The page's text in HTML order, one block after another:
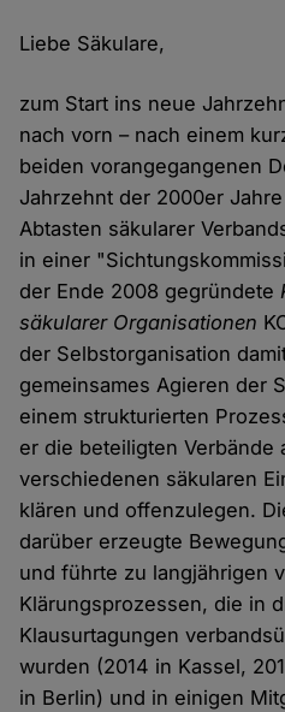
Liebe Säkulare,
zum Start ins neue
nach vorn – nach einem
beiden vorangegangenen
Jahrzehnt der 2000er
Abtasten säkularer
in einer
der Ende 2008 gegründete
säkularer Organisationen
der Selbstorganisation
gemeinsames Agieren der
einem strukturierten
er die beteiligten Verbände
verschiedenen säkularen
klären und offenzulegen.
darüber erzeugte
und führte zu langjährigen
Klärungsprozessen, die in
Klausurtagungen
wurden (2014 in Kassel,
in Berlin) und in einigen